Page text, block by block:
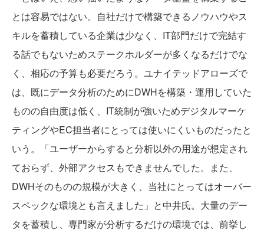
とは容易ではない。自社だけで構築できるノウハウやス
キルを蓄積している企業は少なく、IT部門だけで完結す
る話でもないためステークホルダーが多くなるだけでな
く、相応の予算も必要だろう。ユナイテッドアローズで
は、既にデータ分析のためにDWHを構築・運用していた
ものの自由度は低く、IT統制が強いためデジタルマーケ
ティングやEC担当者にとっては使いにくいものだったと
いう。「ユーザーからすると分析以外の用途が想定され
ておらず、外部アクセスもできませんでした。また、
DWHそのものの規模が大きく、当社にとってはオーバー
スペックな環境とも言えました」と中井氏。大量のデー
タを蓄積し、専門家が分析するだけの環境では、前挙し